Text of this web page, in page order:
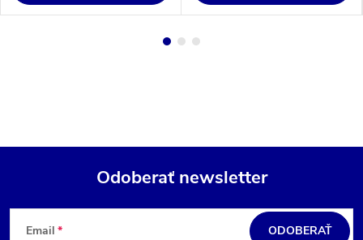
Z
Odoberať newsletter
Email ODOBERAŤ